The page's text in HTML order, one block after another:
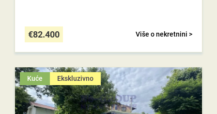
Više o nekretnini >
€82.400
Kuće Ekskluzivno